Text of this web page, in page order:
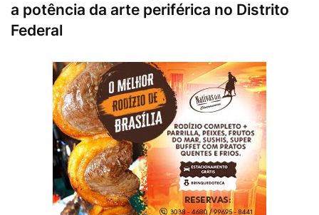
a potência da arte periférica no Distrito
Federal